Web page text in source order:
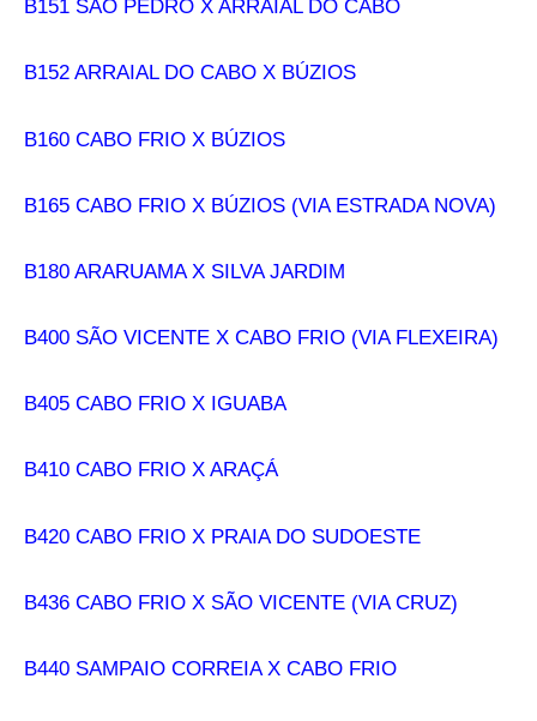
B151 SÃO PEDRO X ARRAIAL DO CABO
B152 ARRAIAL DO CABO X BÚZIOS
B160 CABO FRIO X BÚZIOS
B165 CABO FRIO X BÚZIOS (VIA ESTRADA NOVA)
B180 ARARUAMA X SILVA JARDIM
B400 SÃO VICENTE X CABO FRIO (VIA FLEXEIRA)
B405 CABO FRIO X IGUABA
B410 CABO FRIO X ARAÇÁ
B420 CABO FRIO X PRAIA DO SUDOESTE
B436 CABO FRIO X SÃO VICENTE (VIA CRUZ)
B440 SAMPAIO CORREIA X CABO FRIO